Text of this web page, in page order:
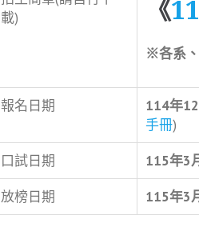
載)
《
※各系
報名日期 114年12
手冊)
口試日期 115年3
放榜日期 115年3